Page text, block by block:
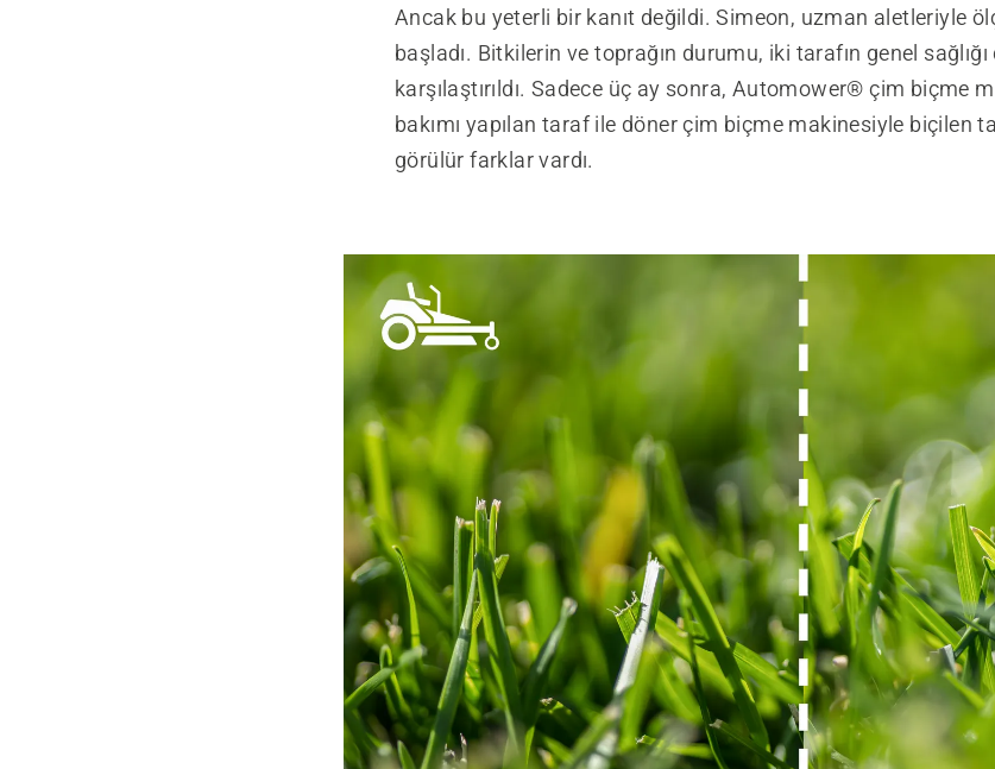
Ancak bu yeterli bir kanıt değildi. Simeon, uzman aletleriyle
başladı. Bitkilerin ve toprağın durumu, iki tarafın genel
karşılaştırıldı. Sadece üç ay sonra, Automower® çim biçme
bakımı yapılan taraf ile döner çim biçme makinesiyle biçilen
görülür farklar vardı.